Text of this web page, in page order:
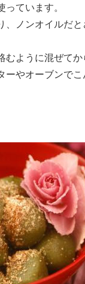
ています。
ノンオイルだ
ように混ぜて
やオーブンでこ